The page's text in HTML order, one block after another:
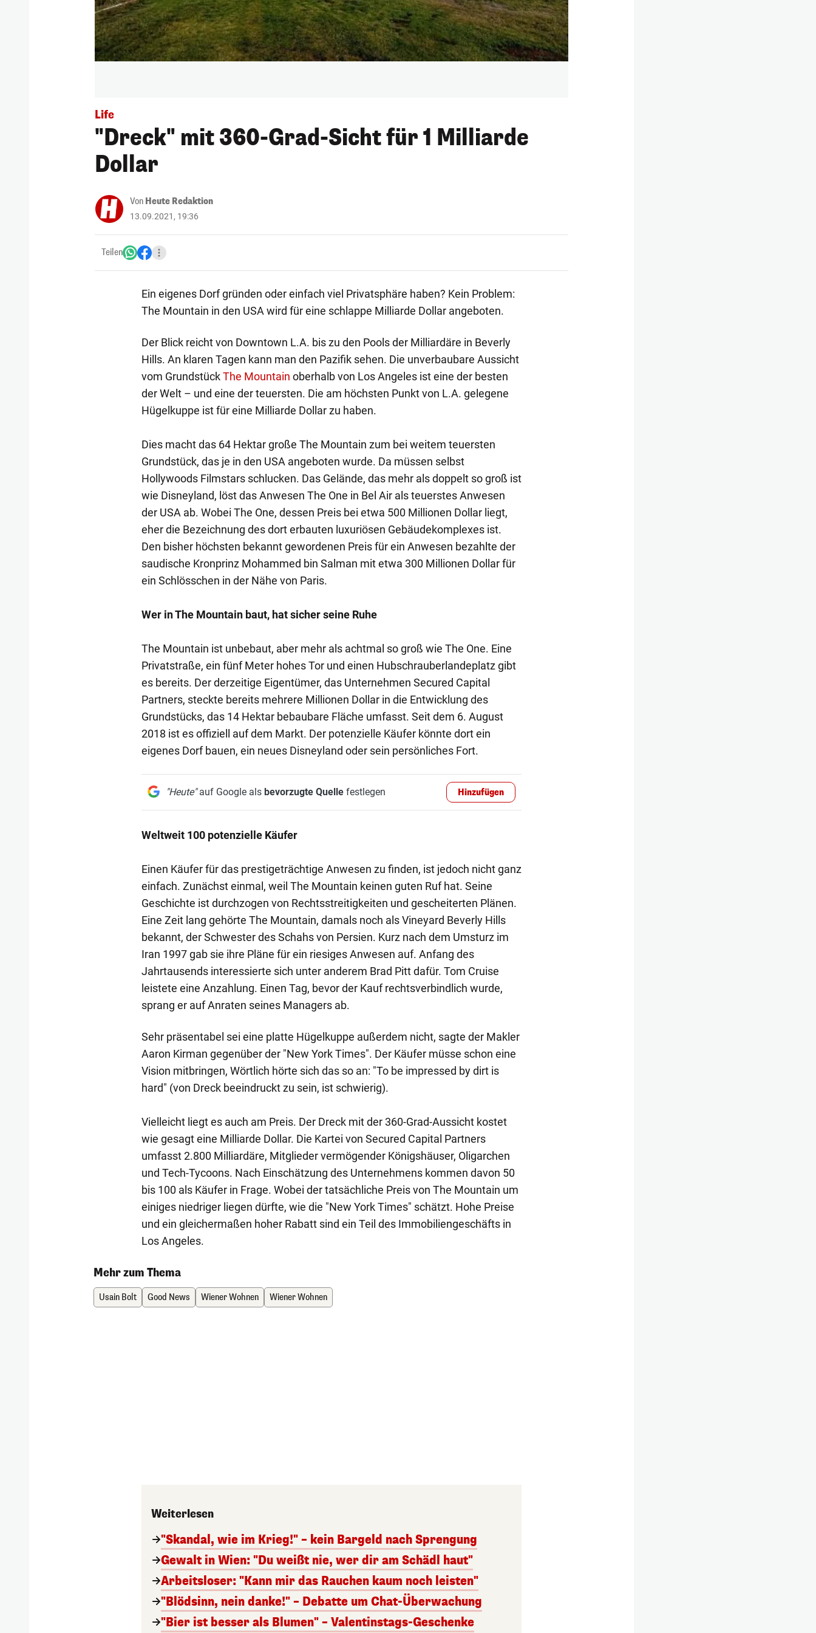
Life
"Dreck" mit 360-Grad-Sicht für 1 Milliarde
Dollar
Von Heute Redaktion
13.09.2021, 19:36
Teilen
Ein eigenes Dorf gründen oder einfach viel Privatsphäre haben? Kein Problem:
The Mountain in den USA wird für eine schlappe Milliarde Dollar angeboten.
Der Blick reicht von Downtown L.A. bis zu den Pools der Milliardäre in Beverly
Hills. An klaren Tagen kann man den Pazifik sehen. Die unverbaubare Aussicht
vom GrundstückThe Mountain oberhalb von Los Angeles ist eine der besten
der Welt – und eine der teuersten. Die am höchsten Punkt von L.A. gelegene
Hügelkuppe ist für eine Milliarde Dollar zu haben.
Dies macht das 64 Hektar große The Mountain zum bei weitem teuersten
Grundstück, das je in den USA angeboten wurde. Da müssen selbst
Hollywoods Filmstars schlucken. Das Gelände, das mehr als doppelt so groß ist
wie Disneyland, löst das Anwesen The One in Bel Air als teuerstes Anwesen
der USA ab. Wobei The One, dessen Preis bei etwa 500 Millionen Dollar liegt,
eher die Bezeichnung des dort erbauten luxuriösen Gebäudekomplexes ist.
Den bisher höchsten bekannt gewordenen Preis für ein Anwesen bezahlte der
saudische Kronprinz Mohammed bin Salman mit etwa 300 Millionen Dollar für
ein Schlösschen in der Nähe von Paris.
Wer in The Mountain baut, hat sicher seine Ruhe
The Mountain ist unbebaut, aber mehr als achtmal so groß wie The One. Eine
Privatstraße, ein fünf Meter hohes Tor und einen Hubschrauberlandeplatz gibt
es bereits. Der derzeitige Eigentümer, das Unternehmen Secured Capital
Partners, steckte bereits mehrere Millionen Dollar in die Entwicklung des
Grundstücks, das 14 Hektar bebaubare Fläche umfasst. Seit dem 6. August
2018 ist es offiziell auf dem Markt. Der potenzielle Käufer könnte dort ein
eigenes Dorf bauen, ein neues Disneyland oder sein persönliches Fort.
"Heute"auf Google als bevorzugte Quellefestlegen Hinzufügen
Weltweit 100 potenzielle Käufer
Einen Käufer für das prestigeträchtige Anwesen zu finden, ist jedoch nicht ganz
einfach. Zunächst einmal, weil The Mountain keinen guten Ruf hat. Seine
Geschichte ist durchzogen von Rechtsstreitigkeiten und gescheiterten Plänen.
Eine Zeit lang gehörte The Mountain, damals noch als Vineyard Beverly Hills
bekannt, der Schwester des Schahs von Persien. Kurz nach dem Umsturz im
Iran 1997 gab sie ihre Pläne für ein riesiges Anwesen auf. Anfang des
Jahrtausends interessierte sich unter anderem Brad Pitt dafür. Tom Cruise
leistete eine Anzahlung. Einen Tag, bevor der Kauf rechtsverbindlich wurde,
sprang er auf Anraten seines Managers ab.
Sehr präsentabel sei eine platte Hügelkuppe außerdem nicht, sagte der Makler
Aaron Kirman gegenüber der "New York Times". Der Käufer müsse schon eine
Vision mitbringen, Wörtlich hörte sich das so an: "To be impressed by dirt is
hard" (von Dreck beeindruckt zu sein, ist schwierig).
Vielleicht liegt es auch am Preis. Der Dreck mit der 360-Grad-Aussicht kostet
wie gesagt eine Milliarde Dollar. Die Kartei von Secured Capital Partners
umfasst 2.800 Milliardäre, Mitglieder vermögender Königshäuser, Oligarchen
und Tech-Tycoons. Nach Einschätzung des Unternehmens kommen davon 50
bis 100 als Käufer in Frage. Wobei der tatsächliche Preis von The Mountain um
einiges niedriger liegen dürfte, wie die "New York Times" schätzt. Hohe Preise
und ein gleichermaßen hoher Rabatt sind ein Teil des Immobiliengeschäfts in
Los Angeles.
Mehr zum Thema
Usain Bolt Good News Wiener Wohnen Wiener Wohnen
Weiterlesen
"Skandal, wie im Krieg!" – kein Bargeld nach Sprengung
Gewalt in Wien: "Du weißt nie, wer dir am Schädl haut"
Arbeitsloser: "Kann mir das Rauchen kaum noch leisten"
"Blödsinn, nein danke!" – Debatte um Chat-Überwachung
"Bier ist besser als Blumen" – Valentinstags-Geschenke